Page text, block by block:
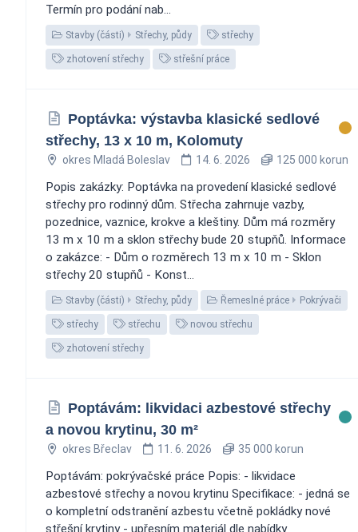
Termín pro podání nab...
Stavby (části) Střechy, půdy střechy
zhotovení střechy střešní práce
Poptávka: výstavba klasické sedlové
střechy, 13 x 10 m, Kolomuty
okres Mladá Boleslav 14. 6. 2026 125 000 korun
Popis zakázky: Poptávka na provedení klasické sedlové
střechy pro rodinný dům. Střecha zahrnuje vazby,
pozednice, vaznice, krokve a kleštiny. Dům má rozměry
13 m x 10 m a sklon střechy bude 20 stupňů. Informace
o zakázce: - Dům o rozměrech 13 m x 10 m - Sklon
střechy 20 stupňů - Konst...
Stavby (části) Střechy, půdy Řemeslné práce Pokrývači
střechy střechu novou střechu
zhotovení střechy
Poptávám: likvidaci azbestové střechy
a novou krytinu, 30 m²
okres Břeclav 11. 6. 2026 35 000 korun
Poptávám: pokrývačské práce Popis: - likvidace
azbestové střechy a novou krytinu Specifikace: - jedná se
o kompletní odstranění azbestu včetně pokládky nové
střešní krytiny - upřesním materiál dle nabídky